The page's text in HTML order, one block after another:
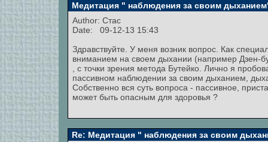
Медитация " наблюдения за своим
Author: Стас
Date: 09-12-13 15:43
Здравствуйте. У меня возник вопрос. Как
вниманием на своем дыхании (например Дзен-
, с точки зрения метода Бутейко. Лично я
пассивном наблюдении за своим дыханием,
Собственно вся суть вопроса - пассивное,
может быть опасным для здоровья ?
Re: Медитация " наблюдения за своим